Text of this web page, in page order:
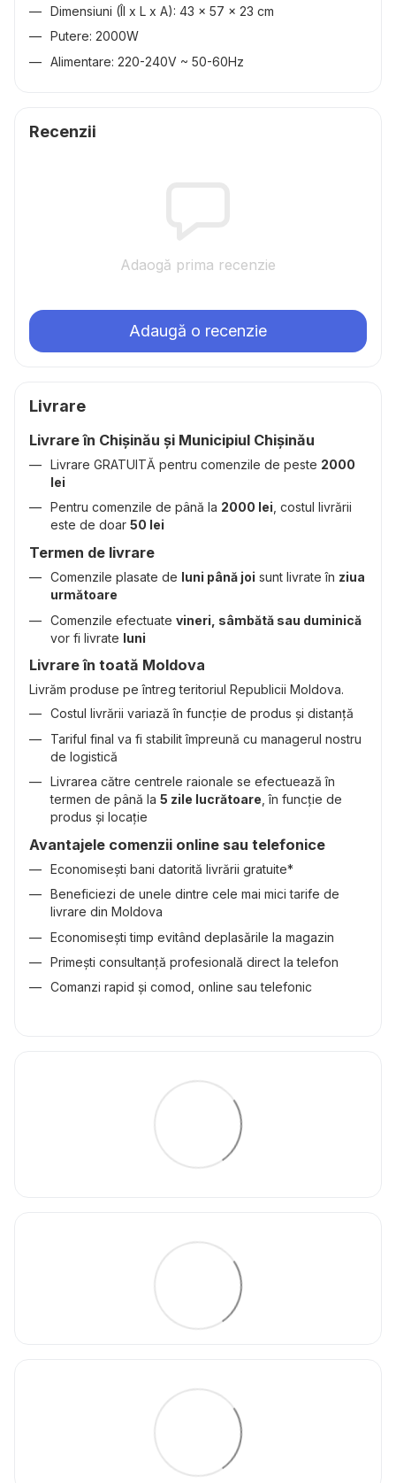
Dimensiuni (Îl x L x A): 43 x 57 x 23 cm
Putere: 2000W
Alimentare: 220-240V ~ 50-60Hz
Recenzii
Adaogă prima recenzie
Adaugă o recenzie
Livrare
Livrare în Chișinău și Municipiul Chișinău
Livrare GRATUITĂ pentru comenzile de peste 2000
lei
Pentru comenzile de până la 2000 lei , costul livrării
este de doar 50 lei
Termen de livrare
Comenzile plasate de luni până joi sunt livrate în ziua
următoare
Comenzile efectuate vineri, sâmbătă sau duminică
vor fi livrate luni
Livrare în toată Moldova
Livrăm produse pe întreg teritoriul Republicii Moldova.
Costul livrării variază în funcție de produs și distanță
Tariful final va fi stabilit împreună cu managerul nostru
de logistică
Livrarea către centrele raionale se efectuează în
termen de până la 5 zile lucrătoare , în funcție de
produs și locație
Avantajele comenzii online sau telefonice
Economisești bani datorită livrării gratuite*
Beneficiezi de unele dintre cele mai mici tarife de
livrare din Moldova
Economisești timp evitând deplasările la magazin
Primești consultanță profesională direct la telefon
Comanzi rapid și comod, online sau telefonic